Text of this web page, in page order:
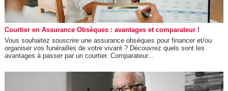
Courtier en Assurance Obsèques : avantages et comparateur !
Vous souhaitez souscrire une assurance obsèques pour financer et/ou
organiser vos funérailles de votre vivant ? Découvrez quels sont les
avantages à passer par un courtier. Comparateur...